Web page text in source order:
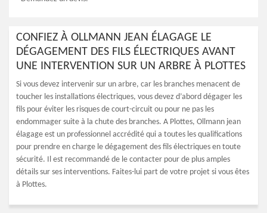
CONFIEZ À OLLMANN JEAN ÉLAGAGE LE
DÉGAGEMENT DES FILS ÉLECTRIQUES AVANT
UNE INTERVENTION SUR UN ARBRE À PLOTTES
Si vous devez intervenir sur un arbre, car les branches menacent de
toucher les installations électriques, vous devez d’abord dégager les
fils pour éviter les risques de court-circuit ou pour ne pas les
endommager suite à la chute des branches. A Plottes, Ollmann jean
élagage est un professionnel accrédité qui a toutes les qualifications
pour prendre en charge le dégagement des fils électriques en toute
sécurité. Il est recommandé de le contacter pour de plus amples
détails sur ses interventions. Faites-lui part de votre projet si vous êtes
à Plottes.